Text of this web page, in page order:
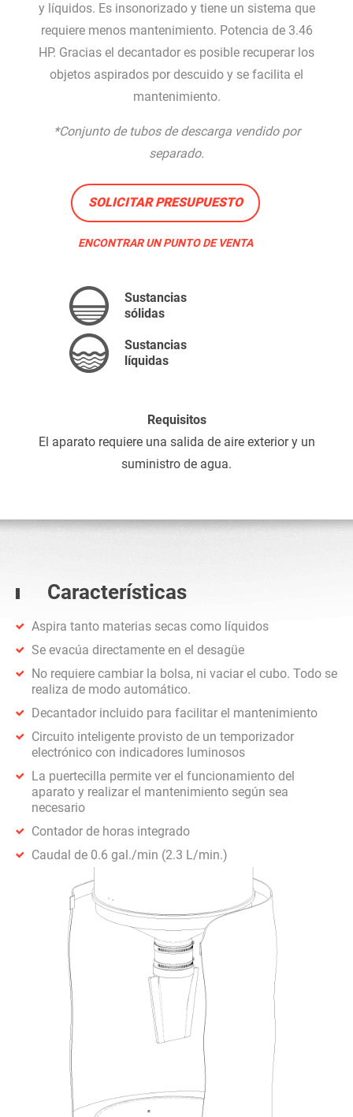
y líquidos. Es insonorizado y tiene un sistema que
requiere menos mantenimiento. Potencia de 3.46
HP. Gracias el decantador es posible recuperar los
objetos aspirados por descuido y se facilita el
mantenimiento.
*Conjunto de tubos de descarga vendido por
separado.
SOLICITAR PRESUPUESTO
ENCONTRAR UN PUNTO DE VENTA
Sustancias
sólidas
Sustancias
líquidas
Requisitos
El aparato requiere una salida de aire exterior y un
suministro de agua.
Características
Aspira tanto materias secas como líquidos
Se evacúa directamente en el desagüe
No requiere cambiar la bolsa, ni vaciar el cubo. Todo se
realiza de modo automático.
Decantador incluido para facilitar el mantenimiento
Circuito inteligente provisto de un temporizador
electrónico con indicadores luminosos
La puertecilla permite ver el funcionamiento del
aparato y realizar el mantenimiento según sea
necesario
Contador de horas integrado
Caudal de 0.6 gal./min (2.3 L/min.)